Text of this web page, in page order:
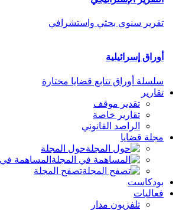
تقرير سنوي بحثي واستشرافي
أوراق إسرائيلية
سلسلة أوراق تتابع قضايا مختارة
تقارير
تقدير موقف
تقارير خاصة
الراصد القانوني
مجلة قضايا
حول المجلة
المساهمة
تصفح المجلة
بودكاست
فعاليات
تلفزيون مدار